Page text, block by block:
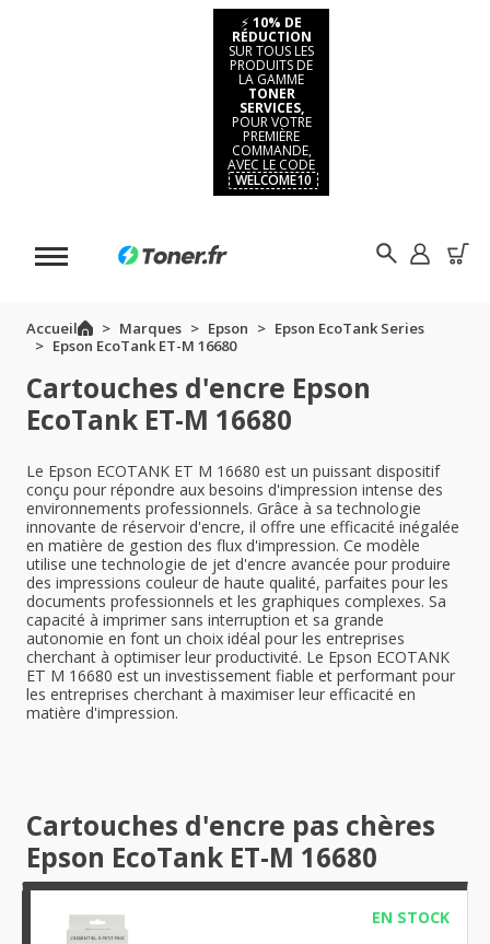
⚡ 10% DE
RÉDUCTION
SUR TOUS LES
PRODUITS DE
LA GAMME
TONER
SERVICES,
POUR VOTRE
PREMIÈRE
COMMANDE,
AVEC LE CODE
WELCOME10
Accueil Marques Epson
Epson EcoTank Series
Epson EcoTank ET-M 16680
Cartouches d'encre Epson
EcoTank ET-M 16680
Le Epson ECOTANK ET M 16680 est un puissant dispositif
conçu pour répondre aux besoins d'impression intense des
environnements professionnels. Grâce à sa technologie
innovante de réservoir d'encre, il offre une efficacité inégalée
en matière de gestion des flux d'impression. Ce modèle
utilise une technologie de jet d'encre avancée pour produire
des impressions couleur de haute qualité, parfaites pour les
documents professionnels et les graphiques complexes. Sa
capacité à imprimer sans interruption et sa grande
autonomie en font un choix idéal pour les entreprises
cherchant à optimiser leur productivité. Le Epson ECOTANK
ET M 16680 est un investissement fiable et performant pour
les entreprises cherchant à maximiser leur efficacité en
matière d'impression.
Cartouches d'encre pas chères
Epson EcoTank ET-M 16680
EN STOCK